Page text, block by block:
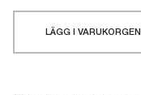
LÄGG I VARUKORGEN